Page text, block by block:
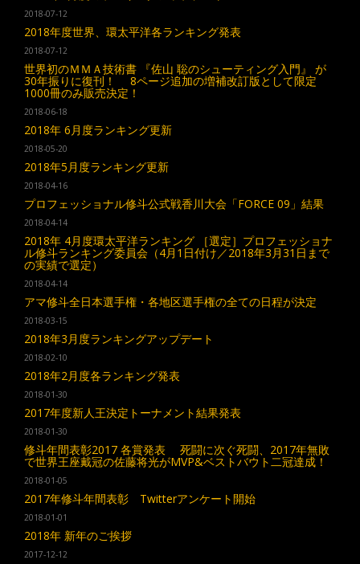
2018-07-12
2018年度世界、環太平洋各ランキング発表
2018-07-12
世界初のＭＭＡ技術書 『佐山 聡のシューティング入門』 が
30年振りに復刊！ 8ページ追加の増補改訂版として限定
1000冊のみ販売決定！
2018-06-18
2018年 6月度ランキング更新
2018-05-20
2018年5月度ランキング更新
2018-04-16
プロフェッショナル修斗公式戦香川大会「FORCE 09」結果
2018-04-14
2018年 4月度環太平洋ランキング ［選定］プロフェッショナ
ル修斗ランキング委員会（4月1日付け／2018年3月31日まで
の実績で選定）
2018-04-14
アマ修斗全日本選手権・各地区選手権の全ての日程が決定
2018-03-15
2018年3月度ランキングアップデート
2018-02-10
2018年2月度各ランキング発表
2018-01-30
2017年度新人王決定トーナメント結果発表
2018-01-30
修斗年間表彰2017 各賞発表 死闘に次ぐ死闘、2017年無敗
で世界王座戴冠の佐藤将光がMVP&ベストバウト二冠達成！
2018-01-05
2017年修斗年間表彰 Twitterアンケート開始
2018-01-01
2018年 新年のご挨拶
2017-12-12